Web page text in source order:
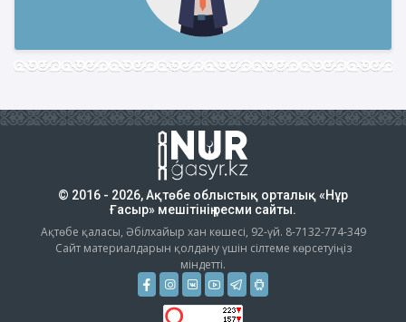
© 2016 - 2026, Ақтөбе облыстық орталық «Нұр
Ғасыр» мешітінің ресми сайты.
Ақтөбе қаласы, Әбілхайыр хан көшесі, 92-үй. 8-7132-774-349
Сайт материалдарын қолдану үшін сілтеме көрсетуіңіз
міндетті.